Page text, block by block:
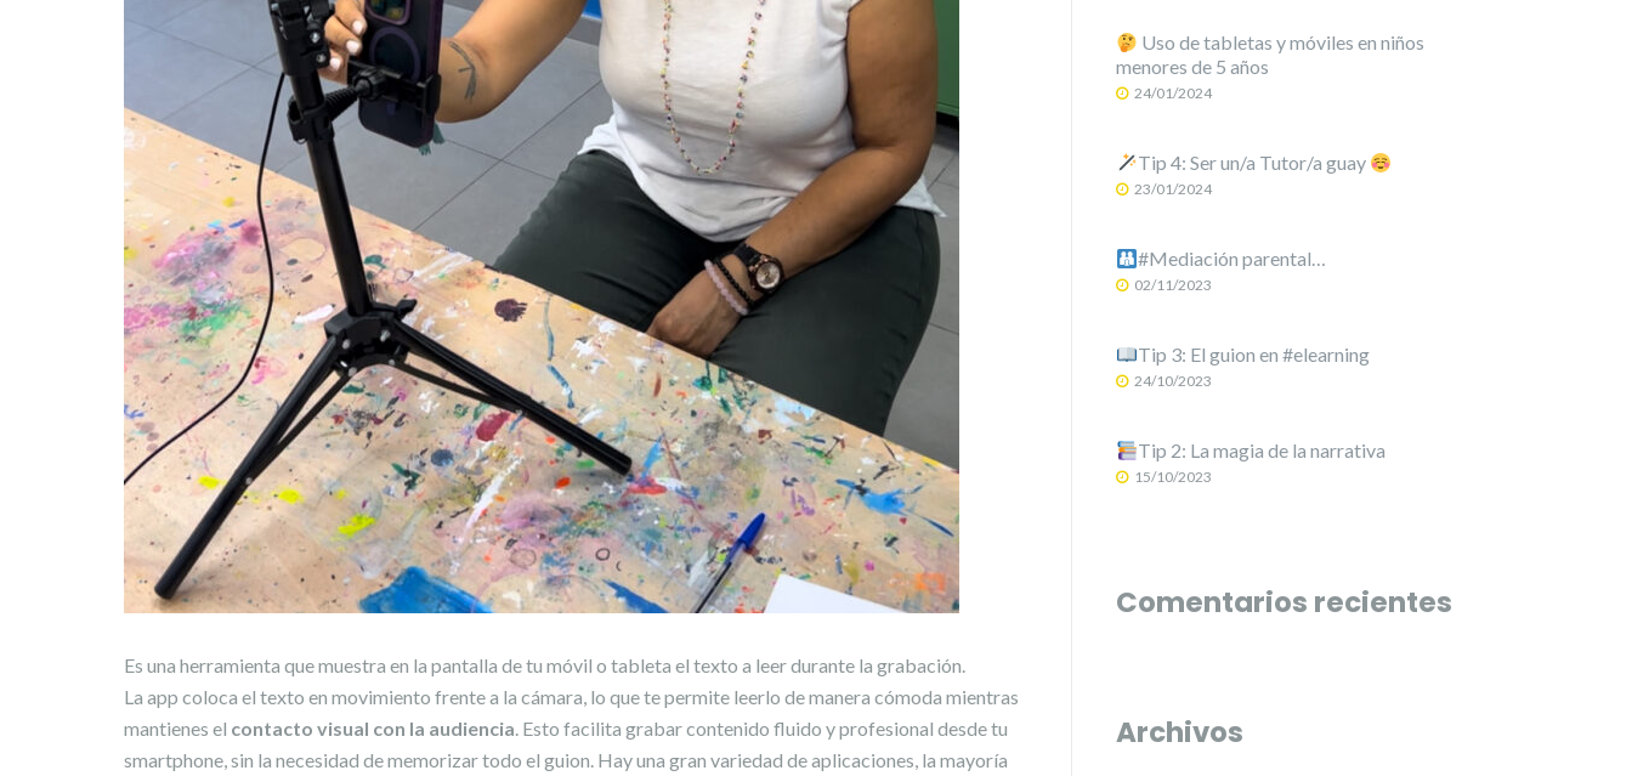
Es una herramienta que muestra en la pantalla de tu móvil o tableta el texto a leer durante la grabación.
La app coloca el texto en movimiento frente a la cámara, lo que te permite leerlo de manera cómoda mientras
mantienes el contacto visual con la audiencia. Esto facilita grabar contenido fluido y profesional desde tu
smartphone, sin la necesidad de memorizar todo el guion. Hay una gran variedad de aplicaciones, la mayoría
Uso de tabletas y móviles en niños
menores de 5 años
24/01/2024
Tip 4: Ser un/a Tutor/a guay
23/01/2024
#Mediación parental…
02/11/2023
Tip 3: El guion en #elearning
24/10/2023
Tip 2: La magia de la narrativa
15/10/2023
Comentarios recientes
Archivos